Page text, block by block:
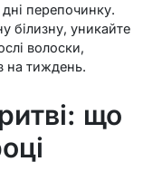
перепочинку.
білизну, уникайте
волоски,
на тиждень.
що